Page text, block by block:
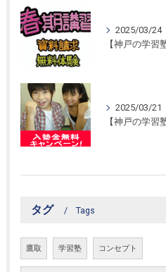
2025/03/24
2025/03/21
タグ Tags
鷹取 学習塾 コンセプト